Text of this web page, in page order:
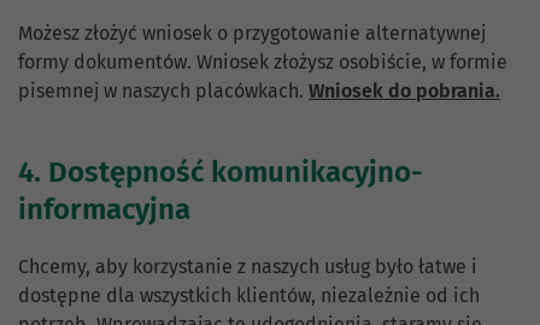
Możesz złożyć wniosek o przygotowanie alternatywnej
formy dokumentów. Wniosek złożysz osobiście, w formie
pisemnej w naszych placówkach. Wniosek do pobrania.
4. Dostępność komunikacyjno-
informacyjna
Chcemy, aby korzystanie z naszych usług było łatwe i
dostępne dla wszystkich klientów, niezależnie od ich